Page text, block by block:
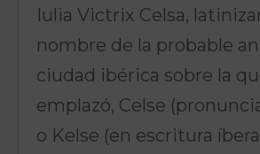
Iulia Victrix Celsa,
nombre de la probable
ciudad ibérica sobre la
emplazó, Celse
o Kelse (en escritura íbera